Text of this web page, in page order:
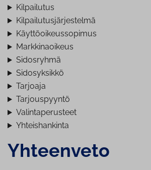
Kilpailutus
Kilpailutusjärjestelmä
Käyttöoikeussopimus
Markkinaoikeus
Sidosryhmä
Sidosyksikkö
Tarjoaja
Tarjouspyyntö
Valintaperusteet
Yhteishankinta
Yhteenveto